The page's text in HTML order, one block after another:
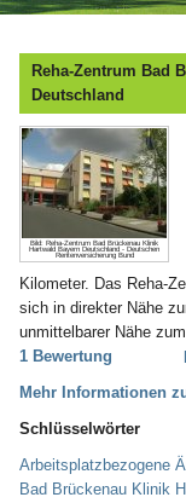
Reha-Zentrum Bad
Deutschland
Bild: Reha-Zentrum Bad Brückenau Klinik
Hartwald Bayern Deutschland - Deutschen
Rentenversicherung Bund
Kilometer. Das Reha-
sich in direkter Nähe
unmittelbarer Nähe
1 Bewertung
Mehr Informationen
Schlüsselwörter
Arbeitsplatzbezogene
Bad Brückenau Klinik